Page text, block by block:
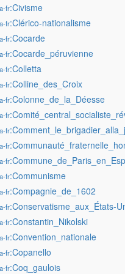
fr:Civisme
fr:Clérico-nationalisme
fr:Cocarde
fr:Cocarde_péruvienne
fr:Colletta
fr:Colline_des_Croix
fr:Colonne_de_la_Déesse
fr
fr
fr
fr
fr:Communisme
fr:Compagnie_de_1602
fr:Conservatisme_aux_États-
fr:Constantin_Nikolski
fr:Convention_nationale
fr:Copanello
fr:Coq_gaulois